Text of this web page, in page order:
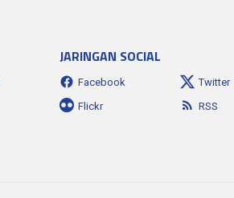
JARINGAN SOCIAL
Facebook Twitter
Flickr
RSS